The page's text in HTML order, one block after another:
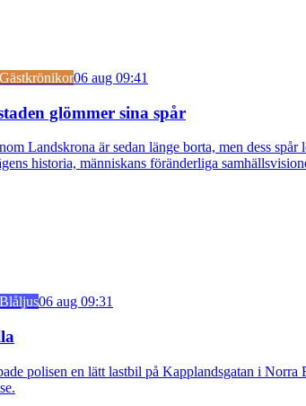
Gästkrönikor06 aug 09:41
glömmer sina spår
Landskrona är sedan länge borta, men dess
historia, människans föränderliga
Blåljus06 aug 09:31
polisen en lätt lastbil på Kapplandsgatan i